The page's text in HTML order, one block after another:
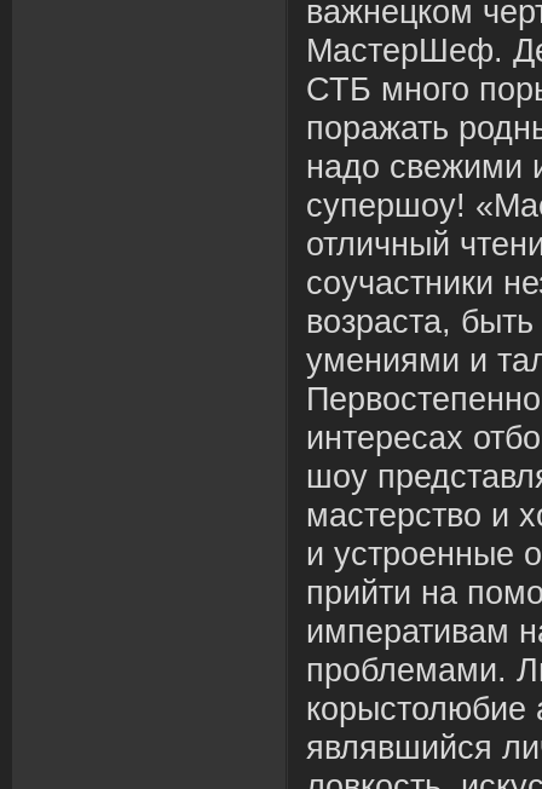
важнецком
МастерШеф.
СТБ много
поражать
надо свежими
супершоу!
отличный
соучастники
возраста,
умениями и
интересах
шоу
мастерство и
и устроенные
прийти на
императивам
проблемами.
являвшийся